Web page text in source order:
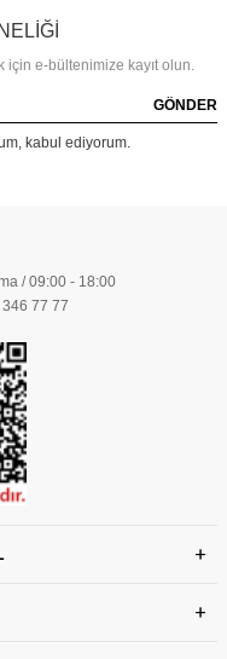
e-bültenimize kayıt olun.
GÖNDER
kabul ediyorum.
/ 09:00 - 18:00
77 77